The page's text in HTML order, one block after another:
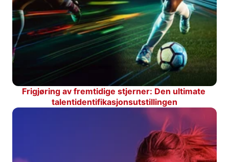
Frigjøring av fremtidige stjerner: Den ultimate
talentidentifikasjonsutstillingen